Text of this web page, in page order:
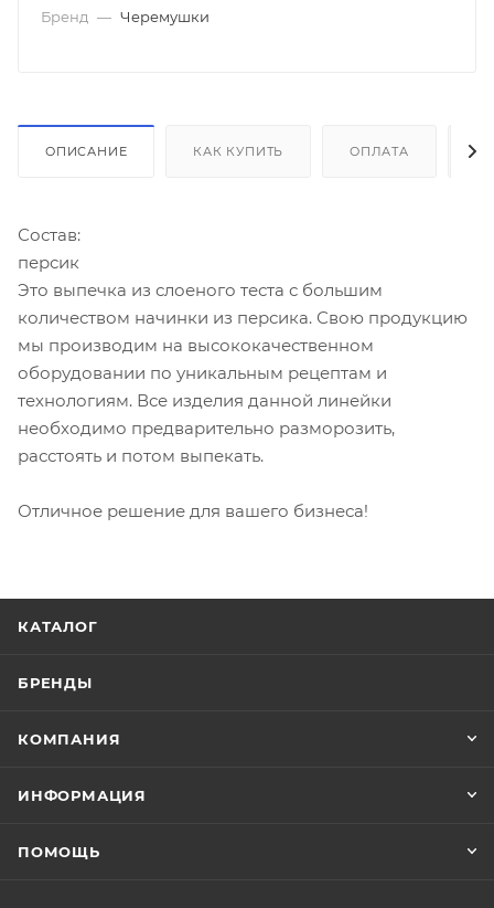
Бренд — Черемушки
ОПИСАНИЕ КАК КУПИТЬ ОПЛАТА
Состав:
персик
Это выпечка из слоеного теста с большим
количеством начинки из персика. Свою продукцию
мы производим на высококачественном
оборудовании по уникальным рецептам и
технологиям. Все изделия данной линейки
необходимо предварительно разморозить,
расстоять и потом выпекать.
Отличное решение для вашего бизнеса!
КАТАЛОГ
БРЕНДЫ
КОМПАНИЯ
ИНФОРМАЦИЯ
ПОМОЩЬ